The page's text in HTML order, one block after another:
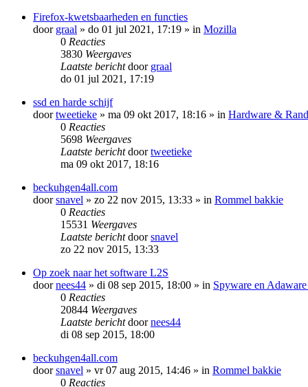
Firefox-kwetsbaarheden en functies
door graal » do 01 jul 2021, 17:19 » in Mozilla
0 Reacties
3830 Weergaves
Laatste berichtdoor graal
do 01 jul 2021, 17:19
ssd en harde schijf
doortweetieke » ma 09 okt 2017, 18:16 » in Hardware &
0 Reacties
5698 Weergaves
Laatste berichtdoortweetieke
ma 09 okt 2017, 18:16
beckuhgen4all.com
doorsnavel » zo 22 nov 2015, 13:33 » in Rommel bakkie
0 Reacties
15531 Weergaves
Laatste berichtdoorsnavel
zo 22 nov 2015, 13:33
Op zoek naar het software L2S
doornees44 » di 08 sep 2015, 18:00 » in Spyware en
0 Reacties
20844 Weergaves
Laatste berichtdoornees44
di 08 sep 2015, 18:00
beckuhgen4all.com
doorsnavel » vr 07 aug 2015, 14:46 » in Rommel bakkie
0 Reacties